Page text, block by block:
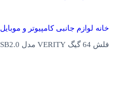
خانه لوازم جانبی کامپیوتر و موبایل
فلش 64 گیگ VERITY مدل V823 USB2.0